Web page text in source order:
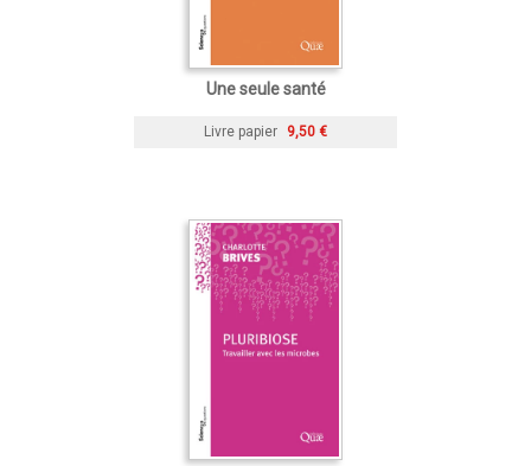
Une seule santé
Livre papier 9,50 €